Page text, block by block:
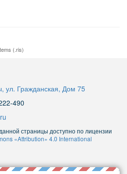
(.ris)
ул. Гражданская, Дом 75
490
страницы доступно по лицензии
«Attribution» 4.0 International